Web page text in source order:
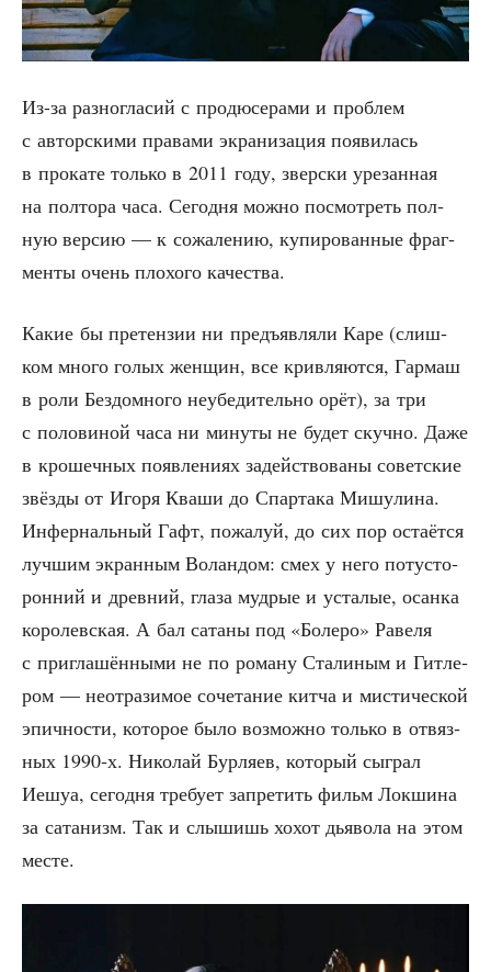
Из-за раз­но­гла­сий с про­дю­се­ра­ми и про­блем
с автор­ски­ми пра­ва­ми экра­ни­за­ция появи­лась
в про­ка­те толь­ко в 2011 году, звер­ски уре­зан­ная
на пол­то­ра часа. Сего­дня мож­но посмот­реть пол­
ную вер­сию — к сожа­ле­нию, купи­ро­ван­ные фраг­
мен­ты очень пло­хо­го качества.
Какие бы пре­тен­зии ни предъ­яв­ля­ли Каре (слиш­
ком мно­го голых жен­щин, все крив­ля­ют­ся, Гар­маш
в роли Без­дом­но­го неубе­ди­тель­но орёт), за три
с поло­ви­ной часа ни мину­ты не будет скуч­но. Даже
в кро­шеч­ных появ­ле­ни­ях задей­ство­ва­ны совет­ские
звёз­ды от Иго­ря Ква­ши до Спар­та­ка Мишу­ли­на.
Инфер­наль­ный Гафт, пожа­луй, до сих пор оста­ёт­ся
луч­шим экран­ным Волан­дом: смех у него поту­сто­
рон­ний и древ­ний, гла­за муд­рые и уста­лые, осан­ка
коро­лев­ская. А бал сата­ны под «Боле­ро» Раве­ля
с при­гла­шён­ны­ми не по рома­ну Ста­ли­ным и Гит­ле­
ром — неот­ра­зи­мое соче­та­ние кит­ча и мисти­че­ской
эпич­но­сти, кото­рое было воз­мож­но толь­ко в отвяз­
ных 1990‑х. Нико­лай Бур­ля­ев, кото­рый сыг­рал
Иешуа, сего­дня тре­бу­ет запре­тить фильм Лок­ши­на
за сата­низм. Так и слы­шишь хохот дья­во­ла на этом
месте.